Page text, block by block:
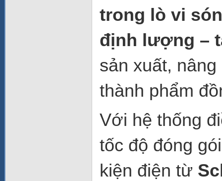
trong lò vi
định lượng –
sản xuất,
thành phẩm
Với hệ thống
tốc độ đóng
kiện điện từ